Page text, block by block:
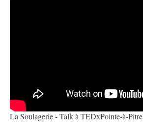
La Soulagerie - Talk à TEDxPointe-à-Pitre